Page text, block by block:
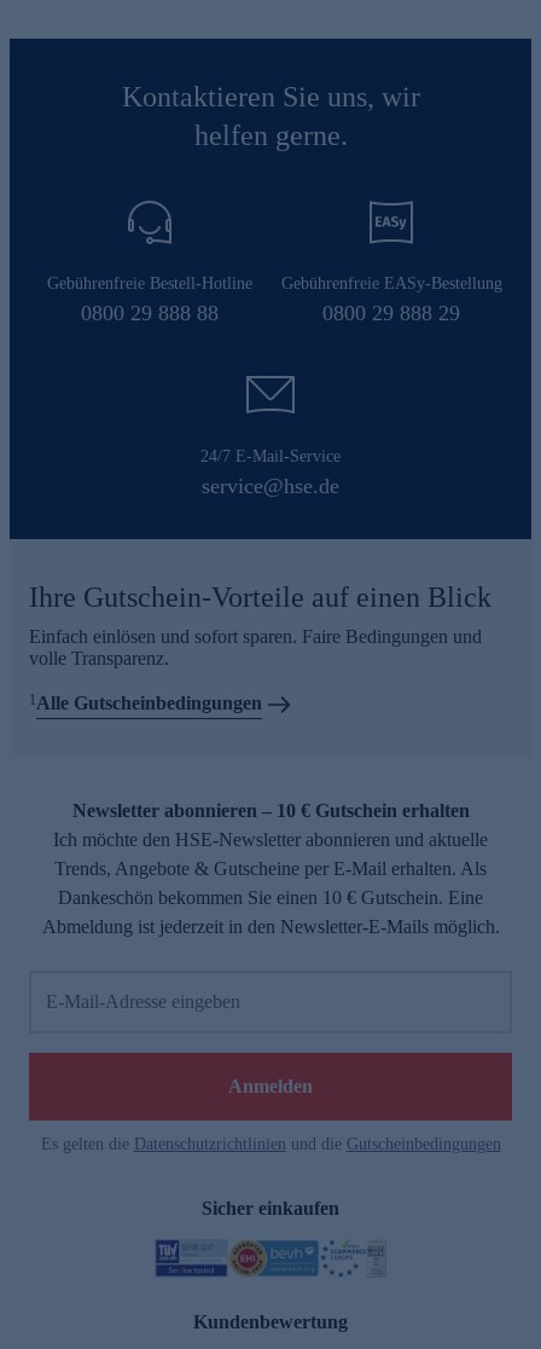
Kontaktieren Sie uns, wir
helfen gerne.
Gebührenfreie Bestell-Hotline
0800 29 888 88
Gebührenfreie EASy-Bestellung
0800 29 888 29
24/7 E-Mail-Service
service@hse.de
Ihre Gutschein-Vorteile auf einen Blick
Einfach einlösen und sofort sparen. Faire Bedingungen und
volle Transparenz.
1 Alle Gutscheinbedingungen
Newsletter abonnieren – 10 € Gutschein erhalten
Ich möchte den HSE-Newsletter abonnieren und aktuelle
Trends, Angebote & Gutscheine per E-Mail erhalten. Als
Dankeschön bekommen Sie einen 10 € Gutschein. Eine
Abmeldung ist jederzeit in den Newsletter-E-Mails möglich.
E-Mail-Adresse eingeben
Anmelden
Es gelten die Datenschutzrichtlinien und die Gutscheinbedingungen
Sicher einkaufen
Kundenbewertung